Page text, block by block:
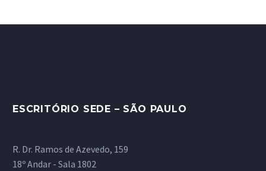
ESCRITÓRIO SEDE – SÃO PAULO
R. Dr. Ramos de Azevedo, 159
18º Andar - Sala 1802